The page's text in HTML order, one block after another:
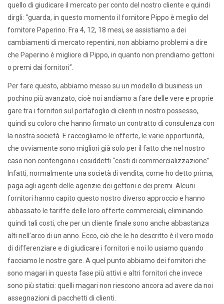
quello di giudicare il mercato per conto del nostro cliente e quindi
dirgli: “guarda, in questo momento il fornitore Pippo è meglio del
fornitore Paperino. Fra 4, 12, 18 mesi, se assistiamo a dei
cambiamenti di mercato repentini, non abbiamo problemi a dire
che Paperino è migliore di Pippo, in quanto non prendiamo gettoni
o premi dai fornitori”.
Per fare questo, abbiamo messo su un modello di business un
pochino più avanzato, cioè noi andiamo a fare delle vere e proprie
gare tra i fornitori sul portafoglio di clienti in nostro possesso,
quindi su coloro che hanno firmato un contratto di consulenza con
la nostra società. E raccogliamo le offerte, le varie opportunità,
che ovviamente sono migliori già solo per il fatto che nel nostro
caso non contengono i cosiddetti “costi di commercializzazione”.
Infatti, normalmente una società di vendita, come ho detto prima,
paga agli agenti delle agenzie dei gettoni e dei premi. Alcuni
fornitori hanno capito questo nostro diverso approccio e hanno
abbassato le tariffe delle loro offerte commerciali, eliminando
quindi tali costi, che per un cliente finale sono anche abbastanza
alti nell’arco di un anno. Ecco, ciò che le ho descritto è il vero modo
di differenziare e di giudicare i fornitori e noi lo usiamo quando
facciamo le nostre gare. A quel punto abbiamo dei fornitori che
sono magari in questa fase più attivi e altri fornitori che invece
sono più statici: quelli magari non riescono ancora ad avere da noi
assegnazioni di pacchetti di clienti.